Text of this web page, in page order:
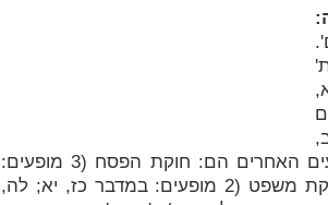
יד, והאחרון בבמדבר יט, כא). 7 המופעים האחרים הם: חוקת הפסח (3 מופעים:
שמות יב, מג; במדבר ט, יב; ט, יד), חוקת משפט (2 מופעים: במדבר כז, יא; לה,